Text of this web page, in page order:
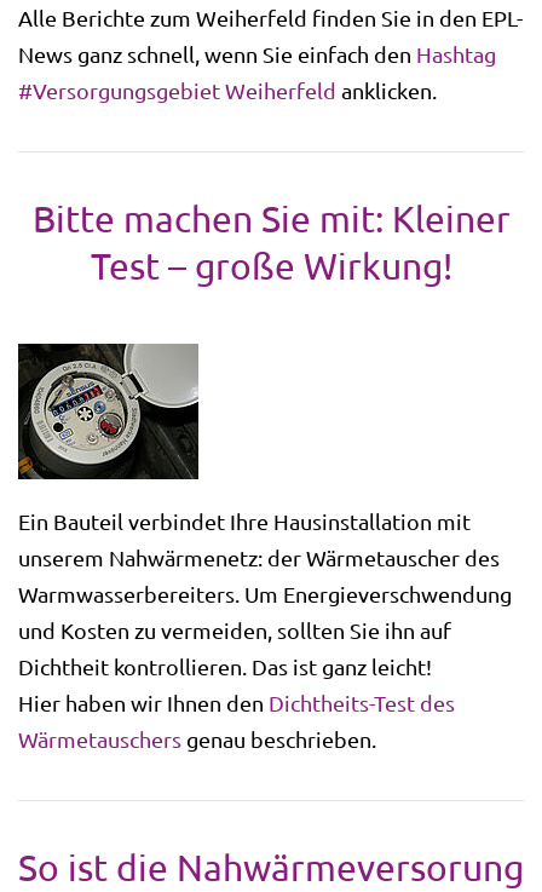
Alle Berichte zum Weiherfeld finden Sie in den EPL-
News ganz schnell, wenn Sie einfach den Hashtag
#Versorgungsgebiet Weiherfeld anklicken.
Bitte machen Sie mit: Kleiner
Test – große Wirkung!
Ein Bauteil verbindet Ihre Hausinstallation mit
unserem Nahwärmenetz: der Wärmetauscher des
Warmwasserbereiters. Um Energieverschwendung
und Kosten zu vermeiden, sollten Sie ihn auf
Dichtheit kontrollieren. Das ist ganz leicht!
Hier haben wir Ihnen den Dichtheits-Test des
Wärmetauschers genau beschrieben.
So ist die Nahwärmeversorung